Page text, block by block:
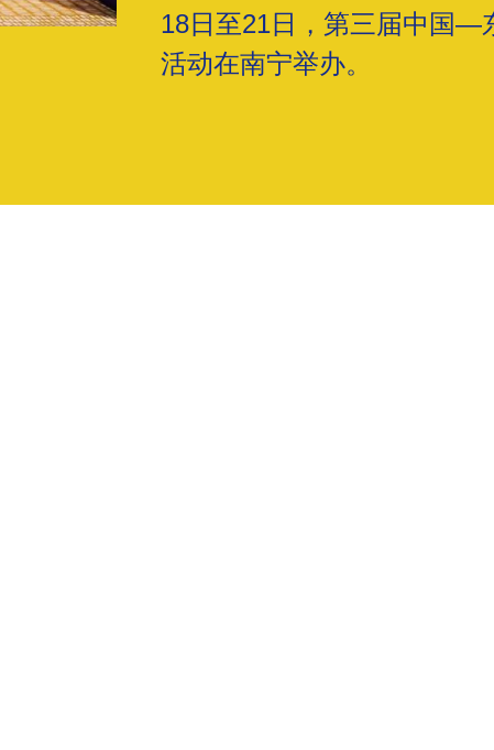
18日至21日，第三届中国—
活动在南宁举办。